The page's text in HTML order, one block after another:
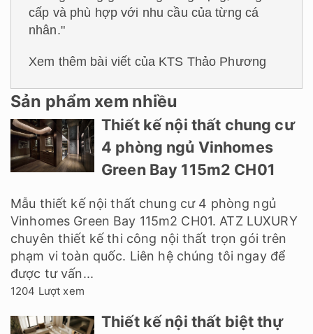
cấp và phù hợp với nhu cầu của từng cá
nhân."
Xem thêm bài viết của KTS Thảo Phương
Sản phẩm xem nhiều
Thiết kế nội thất chung cư
4 phòng ngủ Vinhomes
Green Bay 115m2 CH01
Mẫu thiết kế nội thất chung cư 4 phòng ngủ
Vinhomes Green Bay 115m2 CH01. ATZ LUXURY
chuyên thiết kế thi công nội thất trọn gói trên
phạm vi toàn quốc. Liên hệ chúng tôi ngay để
được tư vấn...
1204 Lượt xem
Thiết kế nội thất biệt thự